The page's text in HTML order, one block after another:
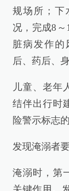
规场所；下
况，完成8
脏病发作
后、药后、
儿童、老年
结伴出行时
险警示标志
发现淹溺者
淹溺时，第